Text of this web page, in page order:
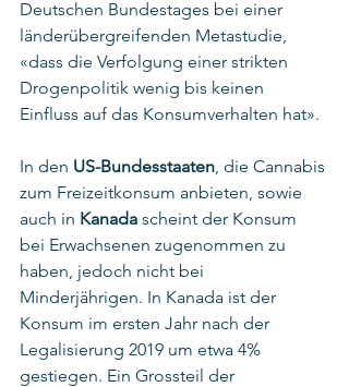
Deutschen Bundestages bei einer
länderübergreifenden Metastudie,
«dass die Verfolgung einer strikten
Drogenpolitik wenig bis keinen
Einfluss auf das Konsumverhalten hat».
In den US-Bundesstaaten, die Cannabis
zum Freizeitkonsum anbieten, sowie
auch in Kanada scheint der Konsum
bei Erwachsenen zugenommen zu
haben, jedoch nicht bei
Minderjährigen. In Kanada ist der
Konsum im ersten Jahr nach der
Legalisierung 2019 um etwa 4%
gestiegen. Ein Grossteil der